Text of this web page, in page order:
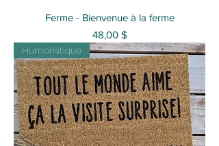
Ferme - Bienvenue à la ferme
Prix
48,00 $
Humoristique